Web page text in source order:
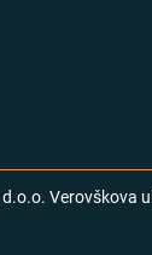
Verovškova